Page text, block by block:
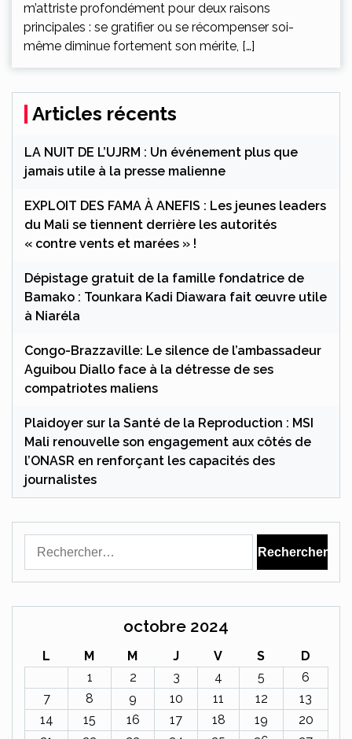
m’attriste profondément pour deux raisons
principales : se gratifier ou se récompenser soi-
même diminue fortement son mérite, […]
Articles récents
LA NUIT DE L’UJRM : Un événement plus que
jamais utile à la presse malienne
EXPLOIT DES FAMA À ANEFIS : Les jeunes leaders
du Mali se tiennent derrière les autorités
« contre vents et marées » !
Dépistage gratuit de la famille fondatrice de
Bamako : Tounkara Kadi Diawara fait œuvre utile
à Niaréla
Congo-Brazzaville: Le silence de l’ambassadeur
Aguibou Diallo face à la détresse de ses
compatriotes maliens
Plaidoyer sur la Santé de la Reproduction : MSI
Mali renouvelle son engagement aux côtés de
l’ONASR en renforçant les capacités des
journalistes
octobre 2024
L M M J V S
D
1
2 3 4 5
6
7
8 9 10 11 12
13
14
15 16 17 18 19
20